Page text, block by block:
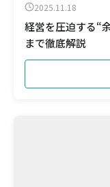
2025.11.18
経営を圧迫する“
まで徹底解説